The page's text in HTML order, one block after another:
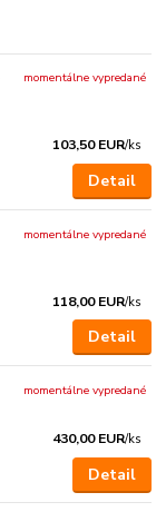
103,50 EUR/ks
momentálne vypredané
Detail
118,00 EUR/ks
momentálne vypredané
Detail
430,00 EUR/ks
momentálne vypredané
Detail